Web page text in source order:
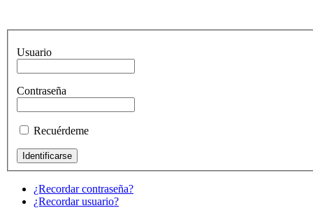
Usuario
Contraseña
Recuérdeme
¿Recordar contraseña?
¿Recordar usuario?